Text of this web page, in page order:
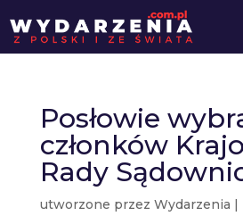
Posłowie
członków
Rady
utworzone przez Wydarzenia |